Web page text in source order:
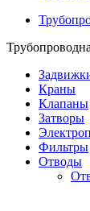
Краны
Клапаны
Затворы
Фильтры
Отводы